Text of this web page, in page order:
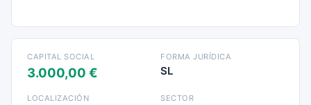
CAPITAL SOCIAL
3.000,00 €
FORMA JURÍDICA
SL
LOCALIZACIÓN SECTOR